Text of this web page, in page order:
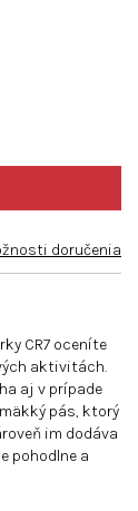
doručenia
CR7 oceníte
aktivitách.
aj v prípade
pás, ktorý
im dodáva
pohodlne a